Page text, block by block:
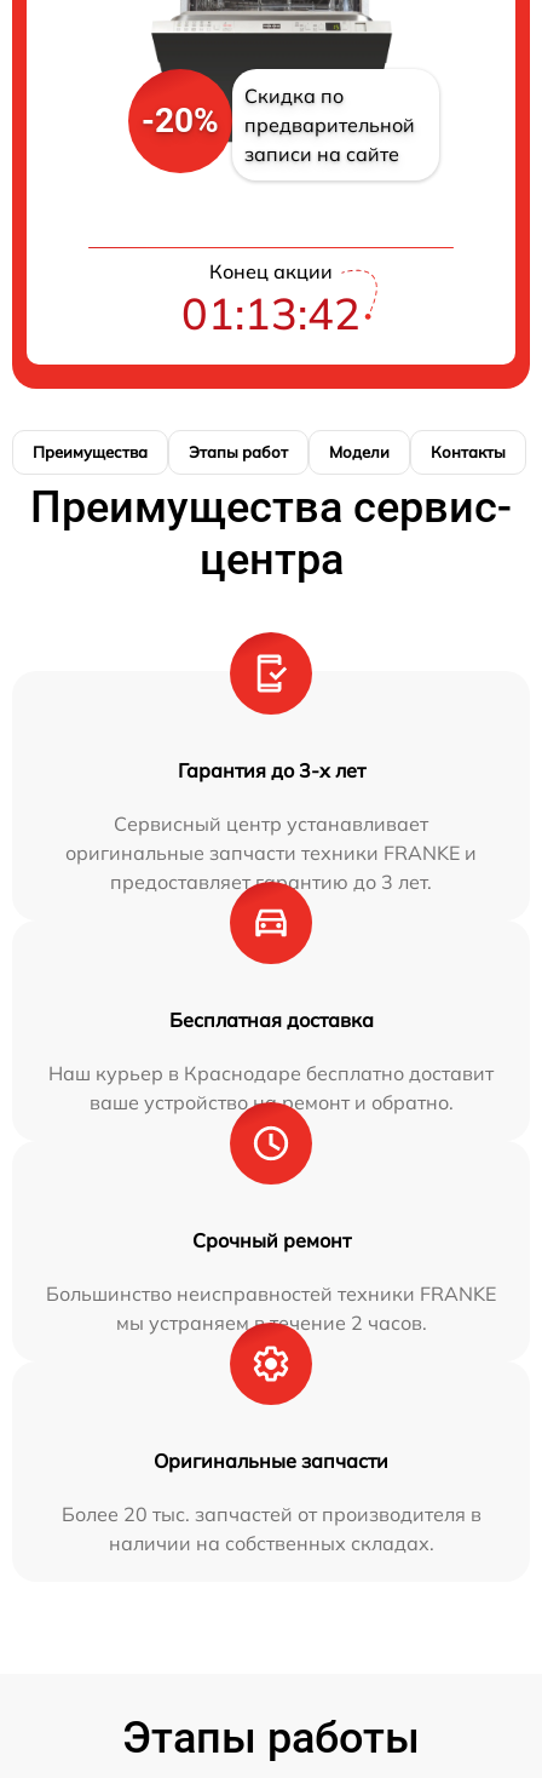
-20%
Скидка по
предварительной
записи на сайте
Конец акции
01:13:42
Преимущества Этапы работ Модели Контакты
Преимущества сервис-
центра
Гарантия до 3-х лет
Сервисный центр устанавливает
оригинальные запчасти техники FRANKE и
предоставляет гарантию до 3 лет.
Бесплатная доставка
Наш курьер в Краснодаре бесплатно доставит
ваше устройство на ремонт и обратно.
Срочный ремонт
Большинство неисправностей техники FRANKE
мы устраняем в течение 2 часов.
Оригинальные запчасти
Более 20 тыс. запчастей от производителя в
наличии на собственных складах.
Этапы работы